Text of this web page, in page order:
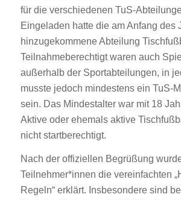
für die verschiedenen TuS-
Eingeladen hatte die am Anfang des
hinzugekommene Abteilung
Teilnahmeberechtigt waren auch
außerhalb der Sportabteilungen, in
musste jedoch mindestens ein TuS-
sein. Das Mindestalter war mit 18
Aktive oder ehemals aktive
nicht startberechtigt.
Nach der offiziellen Begrüßung
Teilnehmer*innen die vereinfachten
Regeln“ erklärt. Insbesondere sind